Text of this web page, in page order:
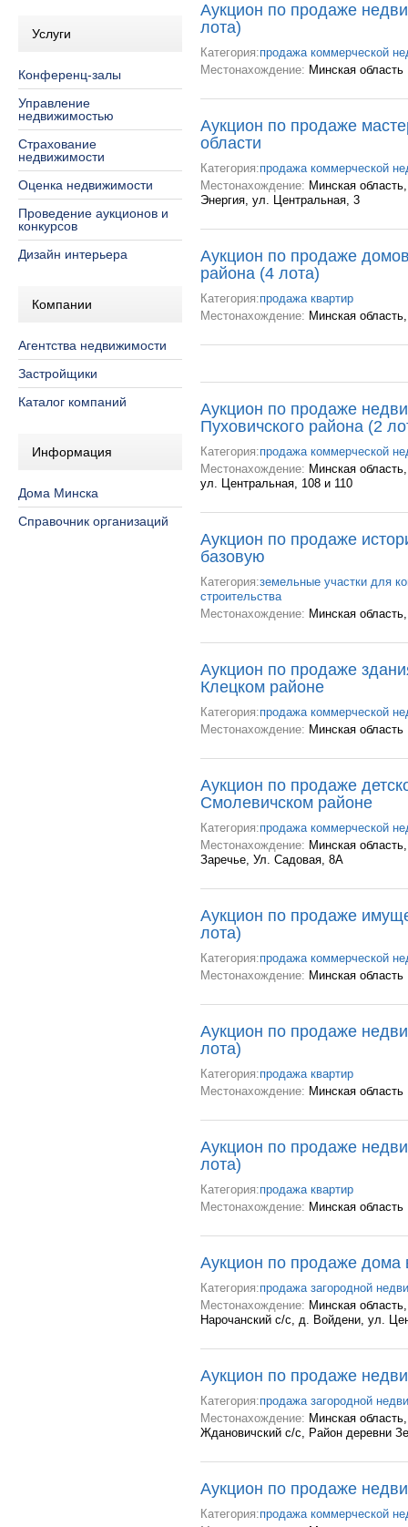
Услуги
Конференц-залы
Управление
недвижимостью
Страхование
недвижимости
Оценка недвижимости
Проведение аукционов и
конкурсов
Дизайн интерьера
Компании
Агентства недвижимости
Застройщики
Каталог компаний
Информация
Дома Минска
Справочник организаций
Аукцион по продаже
лота)
Категория:продажа коммерческой
Местонахождение: Минская область
Аукцион по продаже
области
Категория:продажа коммерческой
Местонахождение: Минская
Энергия, ул. Центральная, 3
Аукцион по продаже
района (4 лота)
Категория:продажа квартир
Местонахождение: Минская
Аукцион по продаже
Пуховичского района (2
Категория:продажа коммерческой
Местонахождение: Минская
ул. Центральная, 108 и 110
Аукцион по продаже
базовую
Категория:земельные участки для
строительства
Местонахождение: Минская
Аукцион по продаже
Клецком районе
Категория:продажа коммерческой
Местонахождение: Минская область
Аукцион по продаже
Смолевичском районе
Категория:продажа коммерческой
Местонахождение: Минская
Заречье, Ул. Садовая, 8А
Аукцион по продаже
лота)
Категория:продажа коммерческой
Местонахождение: Минская область
Аукцион по продаже
лота)
Категория:продажа квартир
Местонахождение: Минская область
Аукцион по продаже
лота)
Категория:продажа квартир
Местонахождение: Минская область
Аукцион по продаже дома
Категория:продажа загородной
Местонахождение: Минская
Нарочанский с/с, д. Войдени, ул.
Аукцион по продаже
Категория:продажа загородной
Местонахождение: Минская
Ждановичский с/с, Район деревни
Аукцион по продаже
Категория:продажа коммерческой